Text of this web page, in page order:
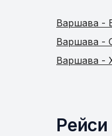
Варшава -
Варшава -
Варшава -